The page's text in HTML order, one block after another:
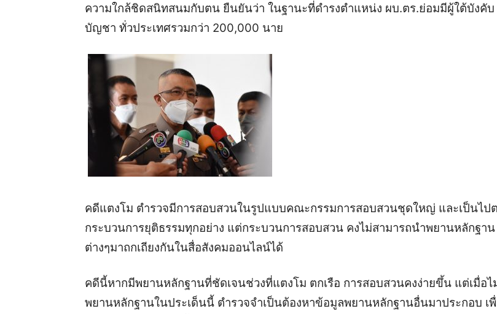
ความใกล้ชิดสนิทสนมกับตน ยืนยันว่า ในฐานะที่ดำรงตำแหน่ง ผบ.ตร.ย่อมมีผู้ใต้บังคับ
บัญชา ทั่วประเทศรวมกว่า 200,000 นาย
คดีแตงโม ตำรวจมีการสอบสวนในรูปแบบคณะกรรมการสอบสวนชุดใหญ่ และเป็นไป
กระบวนการยุติธรรมทุกอย่าง แต่กระบวนการสอบสวน คงไม่สามารถนำพยานหลักฐาน
ต่างๆมาถกเถียงกันในสื่อสังคมออนไลน์ได้
คดีนี้หากมีพยานหลักฐานที่ชัดเจนช่วงที่แตงโม ตกเรือ การสอบสวนคงง่ายขึ้น แต่เมื่อไ
พยานหลักฐานในประเด็นนี้ ตำรวจจำเป็นต้องหาข้อมูลพยานหลักฐานอื่นมาประกอบ เ